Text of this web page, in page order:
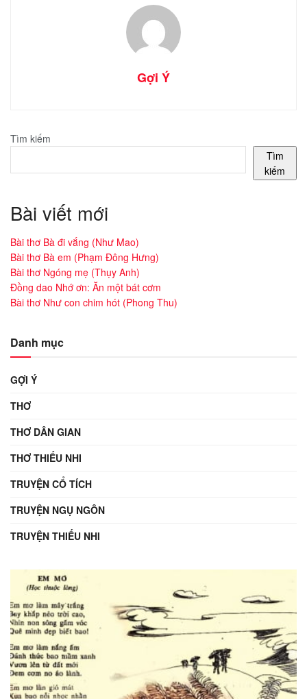
Gợi Ý
Tìm kiếm
Tìm
kiếm
Bài viết mới
Bài thơ Bà đi vắng (Như Mao)
Bài thơ Bà em (Phạm Đông Hưng)
Bài thơ Ngóng mẹ (Thụy Anh)
Đồng dao Nhớ ơn: Ăn một bát cơm
Bài thơ Như con chim hót (Phong Thu)
Danh mục
GỢI Ý
THƠ
THƠ DÂN GIAN
THƠ THIẾU NHI
TRUYỆN CỔ TÍCH
TRUYỆN NGỤ NGÔN
TRUYỆN THIẾU NHI